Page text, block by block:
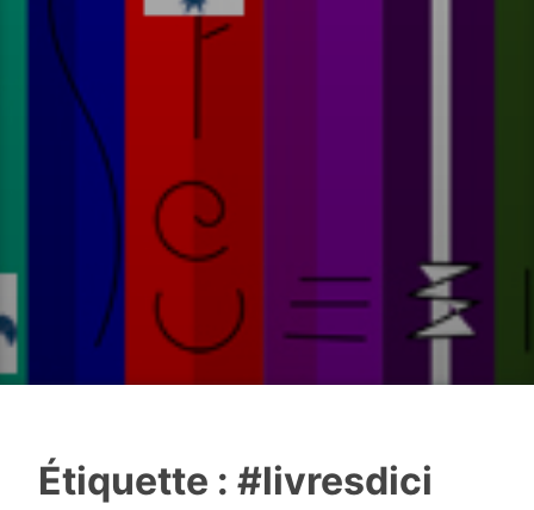
Étiquette : #livresdici